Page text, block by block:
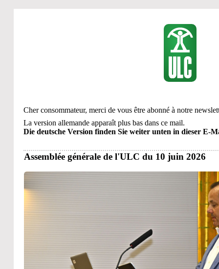
Cher consommateur, merci de vous être abonné à notre
La version allemande apparaît plus bas dans ce mail.
Die deutsche Version finden Sie weiter unten in dieser E-
Assemblée générale de l'ULC du 10 juin 2026